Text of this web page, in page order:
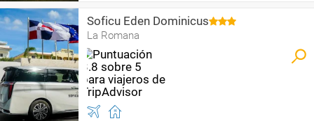
Soficu Eden Dominicus
La Romana